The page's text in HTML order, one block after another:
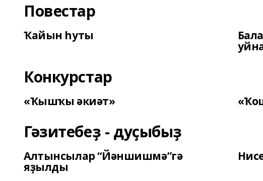
Повестар
Ҡайын һуты
Конкурстар
«Ҡышҡы әкиәт»
Гәзитебеҙ - дуҫыбыҙ
Алтынсылар “Йәншишмә”гә
яҙылды